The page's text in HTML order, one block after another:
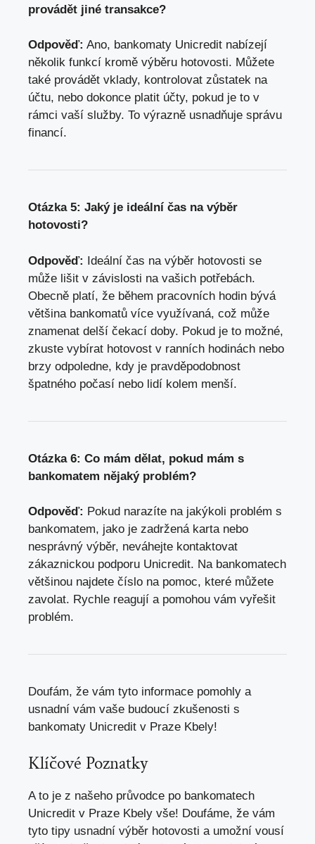
provádět jiné transakce?
Odpověď: Ano, bankomaty Unicredit nabízejí
několik funkcí kromě výběru hotovosti. Můžete
také provádět vklady, kontrolovat zůstatek na
účtu, nebo dokonce platit účty, pokud je to v
rámci vaší služby. To výrazně usnadňuje správu
financí.
Otázka 5: Jaký je ideální čas na výběr
hotovosti?
Odpověď: Ideální čas na výběr hotovosti se
může lišit v závislosti na vašich potřebách.
Obecně platí, že během pracovních hodin bývá
většina bankomatů více využívaná, což může
znamenat delší čekací doby. Pokud je to možné,
zkuste vybírat hotovost v ranních hodinách nebo
brzy odpoledne, kdy je pravděpodobnost
špatného počasí nebo lidí kolem menší.
Otázka 6: Co mám dělat, pokud mám s
bankomatem nějaký problém?
Odpověď: Pokud narazíte na jakýkoli problém s
bankomatem, jako je zadržená karta nebo
nesprávný výběr, neváhejte kontaktovat
zákaznickou podporu Unicredit. Na bankomatech
většinou najdete číslo na pomoc, které můžete
zavolat. Rychle reagují a pomohou vám vyřešit
problém.
Doufám, že vám tyto informace pomohly a
usnadní vám vaše budoucí zkušenosti s
bankomaty Unicredit v Praze Kbely!
Klíčové Poznatky
A to je z našeho průvodce po bankomatech
Unicredit v Praze Kbely vše! Doufáme, že vám
tyto tipy usnadní výběr hotovosti a umožní vousí